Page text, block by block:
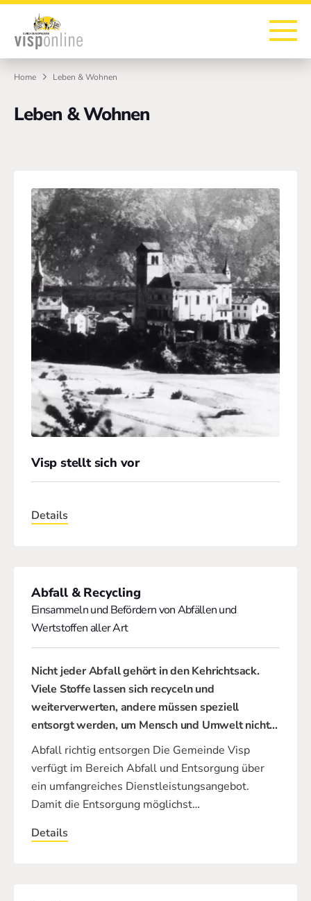
Zur Startseite
Zur Hauptnavigation
Zur Suche
Zum Hauptinhalt
Zum Fussbereich
Home Leben & Wohnen
Leben & Wohnen
Visp stellt sich vor
Details
Abfall & Recycling
Einsammeln und Befördern von Abfällen und
Wertstoffen aller Art
Nicht jeder Abfall gehört in den Kehrichtsack.
Viele Stoffe lassen sich recyceln und
weiterverwerten, andere müssen speziell
entsorgt werden, um Mensch und Umwelt nicht…
Abfall richtig entsorgen Die Gemeinde Visp
verfügt im Bereich Abfall und Entsorgung über
ein umfangreiches Dienstleistungsangebot.
Damit die Entsorgung möglichst…
Details